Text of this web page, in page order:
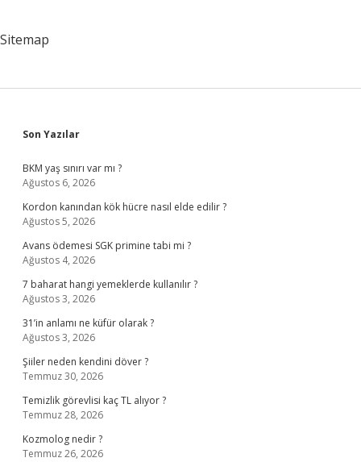
Sitemap
Sidebar
Son Yazılar
BKM yaş sınırı var mı ?
Ağustos 6, 2026
Kordon kanından kök hücre nasıl elde edilir ?
Ağustos 5, 2026
Avans ödemesi SGK primine tabi mi ?
Ağustos 4, 2026
7 baharat hangi yemeklerde kullanılır ?
Ağustos 3, 2026
31’in anlamı ne küfür olarak ?
Ağustos 3, 2026
Şiiler neden kendini döver ?
Temmuz 30, 2026
Temizlik görevlisi kaç TL alıyor ?
Temmuz 28, 2026
Kozmolog nedir ?
Temmuz 26, 2026